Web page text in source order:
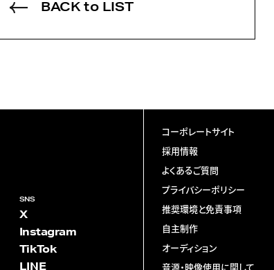
BACK to LIST
SNS
X
Instagram
TikTok
LINE
コーポレートサイト
採用情報
よくあるご質問
プライバシーポリシー
推奨環境と免責事項
自主制作
オーディション
音源・映像使用に関して